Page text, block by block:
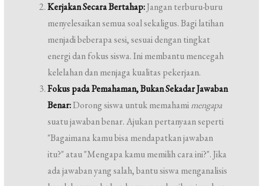
Kerjakan Secara Bertahap:Jangan terburu-buru
menyelesaikan semua soal sekaligus. Bagi latihan
menjadi beberapa sesi, sesuai dengan tingkat
energi dan fokus siswa. Ini membantu mencegah
kelelahan dan menjaga kualitas pekerjaan.
Fokus pada Pemahaman, Bukan Sekadar Jawaban
Benar:Dorong siswa untuk memahamimengapa
suatu jawaban benar. Ajukan pertanyaan seperti
"Bagaimana kamu bisa mendapatkan jawaban
itu?" atau "Mengapa kamu memilih cara ini?". Jika
ada jawaban yang salah, bantu siswa menganalisis